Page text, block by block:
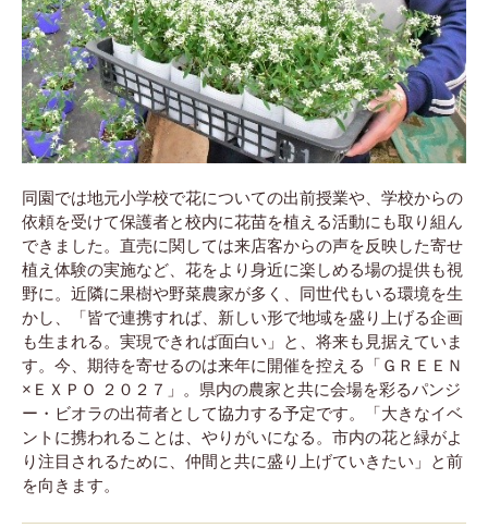
同園では地元小学校で花についての出前授業や、学校からの
依頼を受けて保護者と校内に花苗を植える活動にも取り組ん
できました。直売に関しては来店客からの声を反映した寄せ
植え体験の実施など、花をより身近に楽しめる場の提供も視
野に。近隣に果樹や野菜農家が多く、同世代もいる環境を生
かし、「皆で連携すれば、新しい形で地域を盛り上げる企画
も生まれる。実現できれば面白い」と、将来も見据えていま
す。今、期待を寄せるのは来年に開催を控える「ＧＲＥＥＮ
×ＥＸＰＯ ２０２７」。県内の農家と共に会場を彩るパンジ
ー・ビオラの出荷者として協力する予定です。「大きなイベ
ントに携われることは、やりがいになる。市内の花と緑がよ
り注目されるために、仲間と共に盛り上げていきたい」と前
を向きます。